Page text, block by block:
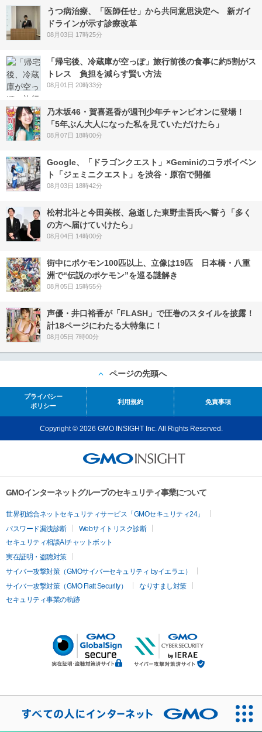
うつ病治療、「医師任せ」から共同意思決定へ 新ガイ
ドラインが示す診療改革
08月03日 17時25分
「帰宅後、冷蔵庫が空っぽ」旅行前後の食事に約5割がス
トレス 負担を減らす賢い方法
08月01日 20時33分
乃木坂46・賀喜遥香が週刊少年チャンピオンに登場！
「5年ぶん大人になった私を見ていただけたら」
08月07日 18時00分
Google、「ドラゴンクエスト」×Geminiのコラボイベン
ト「ジェミニクエスト」を渋谷・原宿で開催
08月03日 18時42分
松村北斗と今田美桜、急逝した東野圭吾氏へ誓う「多く
の方へ届けていけたら」
08月04日 14時00分
街中にポケモン100匹以上、立像は19匹 日本橋・八重
洲で“伝説のポケモン”を巡る謎解き
08月05日 15時55分
声優・井口裕香が「FLASH」で圧巻のスタイルを披露！
計18ページにわたる大特集に！
08月05日 7時00分
ページの先頭へ
プライバシー
ポリシー
利用規約 免責事項
Copyright © 2026 GMO INSIGHT Inc. All Rights Reserved.
GMOインターネットグループのセキュリティ事業について
世界初総合ネットセキュリティサービス「GMOセキュリティ24」
パスワード漏洩診断
Webサイトリスク診断
セキュリティ相談AIチャットボット
実在証明・盗聴対策
サイバー攻撃対策（GMOサイバーセキュリティ byイエラエ）
サイバー攻撃対策（GMO Flatt Security）
なりすまし対策
セキュリティ事業の軌跡